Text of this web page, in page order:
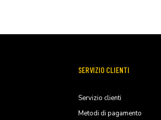
SERVIZIO CLIENTI
Servizio clienti
Metodi di pagamento